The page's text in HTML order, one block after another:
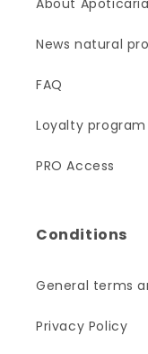
About Apoticaria
News natural
FAQ
Loyalty program
PRO Access
Conditions
General terms
Privacy Policy